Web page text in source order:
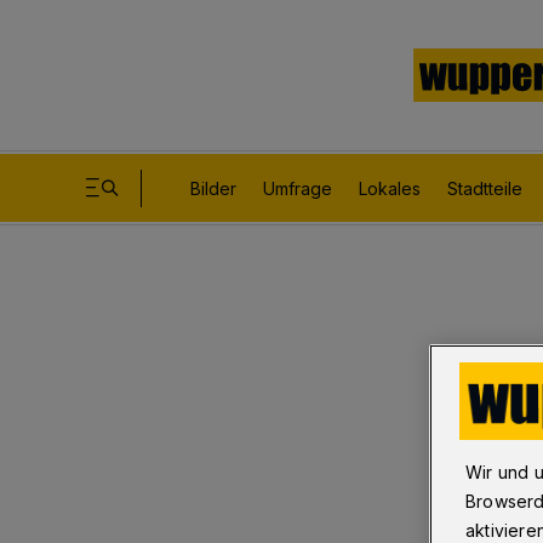
Bilder Umfrage Lokales Stadtteile
Wir und